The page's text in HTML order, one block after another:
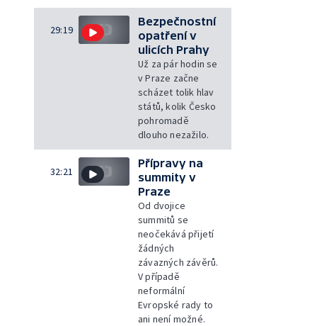
29:19
Bezpečnostní
opatření v
ulicích Prahy
Už za pár hodin se
v Praze začne
scházet tolik hlav
států, kolik Česko
pohromadě
dlouho nezažilo.
32:21
Přípravy na
summity v
Praze
Od dvojice
summitů se
neočekává přijetí
žádných
závazných závěrů.
V případě
neformální
Evropské rady to
ani není možné.